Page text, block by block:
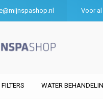
Voor
WATER